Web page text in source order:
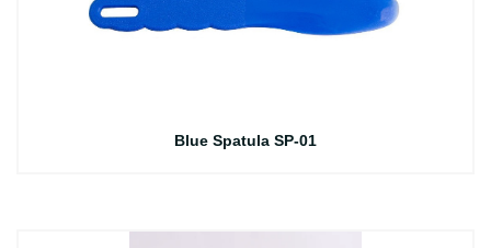
Blue Spatula SP-01